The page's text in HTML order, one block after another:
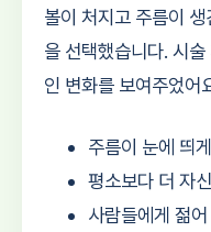
볼이 처지고 주름이
을 선택했습니다. 시
인 변화를 보여주었어
주름이 눈에 띄
평소보다 더 자
사람들에게 젊